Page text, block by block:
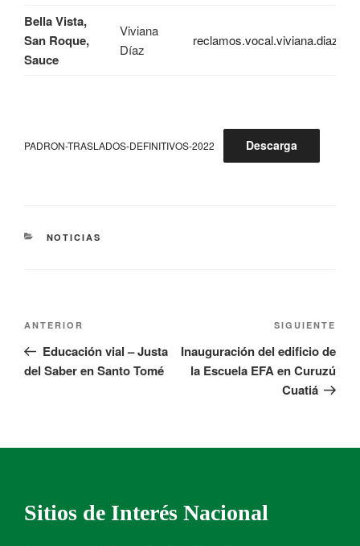
Bella Vista,
San Roque,
Sauce
Viviana
Díaz
PADRON-TRASLADOS-DEFINITIVOS-2022 Descarga
NOTICIAS
ANTERIOR
Educación vial – Justa
del Saber en Santo Tomé
SIGUIENTE
Inauguración del edificio de
la Escuela EFA en Curuzú
Cuatiá
Sitios de Interés Nacional